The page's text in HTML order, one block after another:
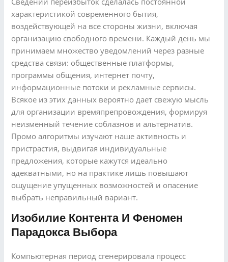
характеристикой современного бытия,
воздействующей на все стороны жизни, включая
организацию свободного времени. Каждый день мы
принимаем множество уведомлений через разные
средства связи: общественные платформы,
программы общения, интернет почту,
информационные потоки и рекламные сервисы.
Всякое из этих данных вероятно дает свежую мысль
для организации времяпрепровождения, формируя
неизменный течение соблазнов и альтернатив.
Промо алгоритмы изучают наше активность и
пристрастия, выдвигая индивидуальные
предложения, которые кажутся идеально
адекватными, но на практике лишь повышают
ощущение упущенных возможностей и опасение
выбрать неправильный вариант.
Изобилие Контента И Феномен
Парадокса Выбора
Компьютерная период сгенерировала процесс